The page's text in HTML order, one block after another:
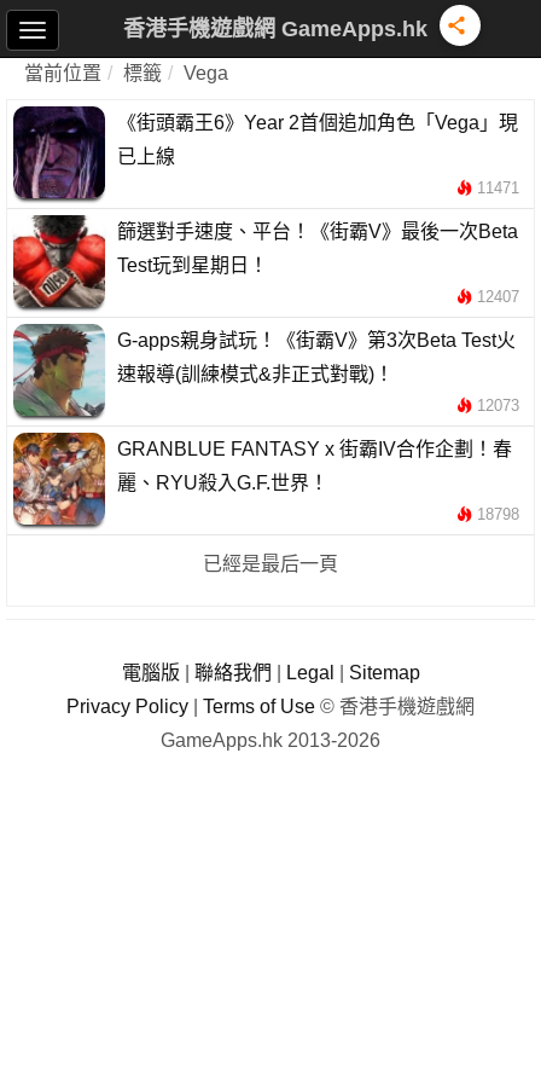
香港手機遊戲網 GameApps.hk
當前位置 標籤 Vega
《街頭霸王6》Year 2首個追加角色「Vega」現
已上線
11471
篩選對手速度、平台！《街霸V》最後一次Beta
Test玩到星期日！
12407
G-apps親身試玩！《街霸V》第3次Beta Test火
速報導(訓練模式&非正式對戰)！
12073
GRANBLUE FANTASY x 街霸IV合作企劃！春
麗、RYU殺入G.F.世界！
18798
已經是最后一頁
電腦版 聯絡我們 Legal
Sitemap
Privacy Policy
Terms of Use © 香港手機遊戲網
GameApps.hk 2013-2026